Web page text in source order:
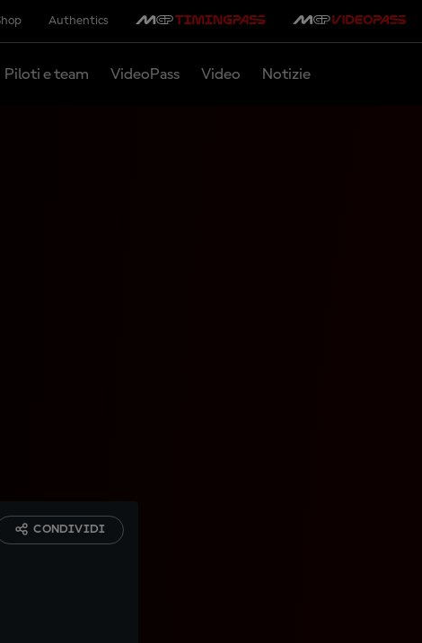
Authentics
Piloti e team VideoPass Video Notizie
CONDIVIDI